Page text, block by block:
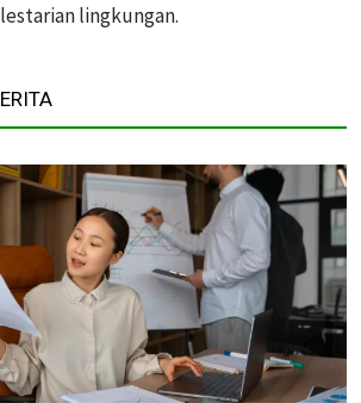
lingkungan.